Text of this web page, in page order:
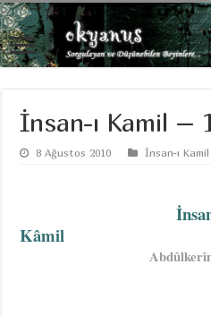
İnsan-ı Kamil –
8 Ağustos 2010 İnsan-ı Kamil
Kâmil